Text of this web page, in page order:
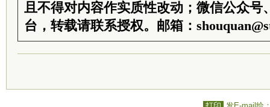
且不得对内容作实质性改动；微信公众号
台，转载请联系授权。邮箱：